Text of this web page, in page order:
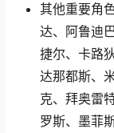
其他重要角
达、阿鲁迪
捷尔、卡路
达那都斯、
克、拜奥雷
罗斯、墨菲